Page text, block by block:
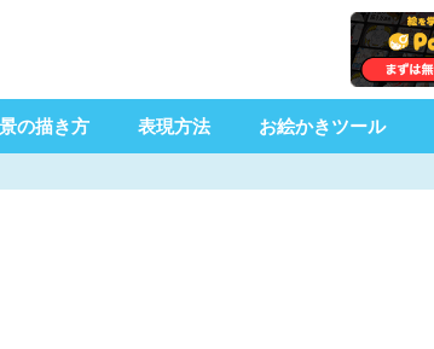
の描き方 表現方法 お絵かきツール